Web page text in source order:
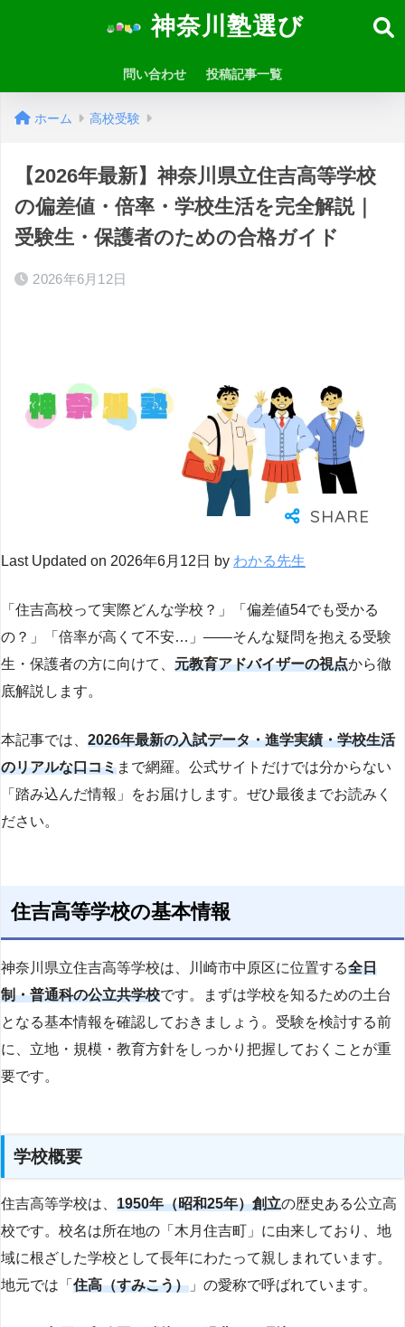
神奈川塾選び
問い合わせ 投稿記事一覧
ホーム 高校受験
【2026年最新】神奈川県立住吉高等学校
の偏差値・倍率・学校生活を完全解説｜
受験生・保護者のための合格ガイド
2026年6月12日
Last Updated on 2026年6月12日 by わかる先生
「住吉高校って実際どんな学校？」「偏差値54でも受かる
の？」「倍率が高くて不安…」——そんな疑問を抱える受験
生・保護者の方に向けて、 元教育アドバイザーの視点から徹
底解説します。
本記事では、 2026年最新の入試データ・進学実績・学校生活
のリアルな口コミまで網羅。公式サイトだけでは分からない
「踏み込んだ情報」をお届けします。ぜひ最後までお読みく
ださい。
住吉高等学校の基本情報
神奈川県立住吉高等学校は、川崎市中原区に位置する全日
制・普通科の公立共学校です。まずは学校を知るための土台
となる基本情報を確認しておきましょう。受験を検討する前
に、立地・規模・教育方針をしっかり把握しておくことが重
要です。
学校概要
住吉高等学校は、 1950年（昭和25年）創立の歴史ある公立高
校です。校名は所在地の「木月住吉町」に由来しており、地
域に根ざした学校として長年にわたって親しまれています。
地元では「 住高（すみこう） 」の愛称で呼ばれています。